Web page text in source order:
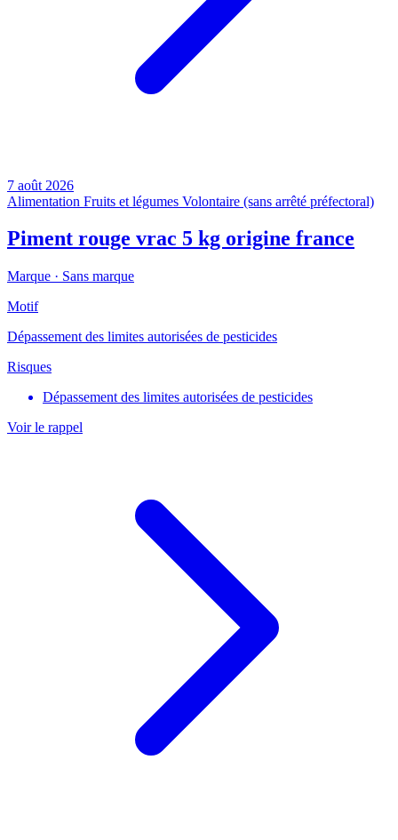
7 août 2026
Alimentation Fruits et légumes Volontaire (sans arrêté préfectoral)
Piment rouge vrac 5 kg origine france
Marque · Sans marque
Motif
Dépassement des limites autorisées de pesticides
Risques
Dépassement des limites autorisées de pesticides
Voir le rappel